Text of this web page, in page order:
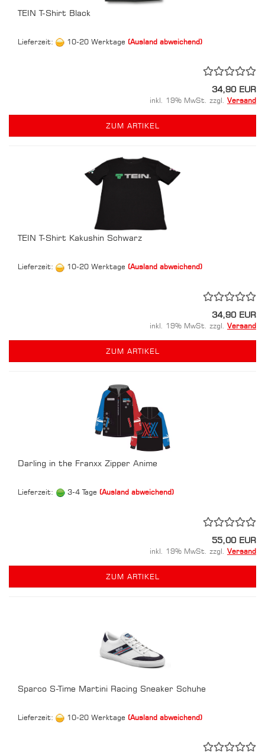
TEIN T-Shirt Black
Lieferzeit: 10-20 Werktage (Ausland abweichend)
34,90 EUR
inkl. 19% MwSt. zzgl. Versand
ZUM ARTIKEL
TEIN T-Shirt Kakushin Schwarz
Lieferzeit: 10-20 Werktage (Ausland abweichend)
34,90 EUR
inkl. 19% MwSt. zzgl. Versand
ZUM ARTIKEL
Darling in the Franxx Zipper Anime
Lieferzeit: 3-4 Tage (Ausland abweichend)
55,00 EUR
inkl. 19% MwSt. zzgl. Versand
ZUM ARTIKEL
Sparco S-Time Martini Racing Sneaker Schuhe
Lieferzeit: 10-20 Werktage (Ausland abweichend)